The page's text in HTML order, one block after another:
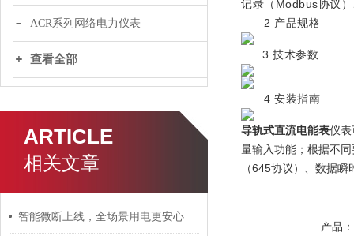
ACR系列网络电力仪表
查看全部
ARTICLE
相关文章
智能微断上线，全场景用电更安心
记录（Modbus协议
2 产品规格
3 技术参数
4 安装指南
导轨式直流电能表仪
量输入功能；根据不
（645协议）、数据
产品：